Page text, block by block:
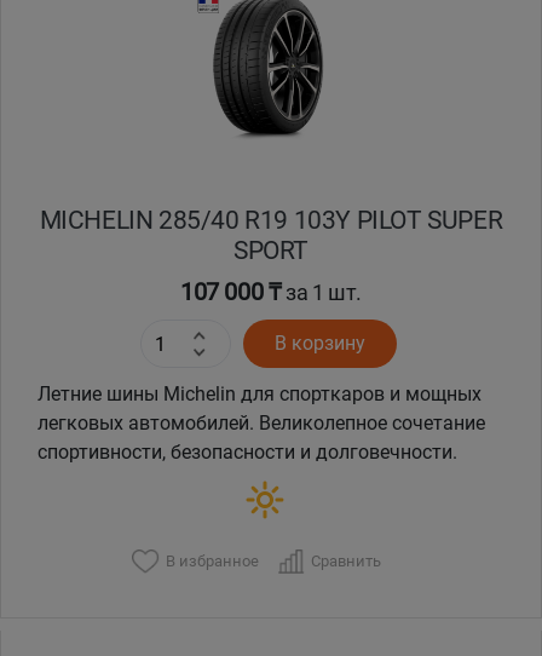
MICHELIN 285/40 R19 103Y PILOT SUPER
SPORT
107 000 ₸за 1 шт.
В корзину
Летние шины Michelin для спорткаров и мощных
легковых автомобилей. Великолепное сочетание
спортивности, безопасности и долговечности.
В избранное Сравнить
Павлодар
Талдыкорган